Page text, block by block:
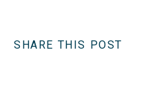
SHARE THIS POST